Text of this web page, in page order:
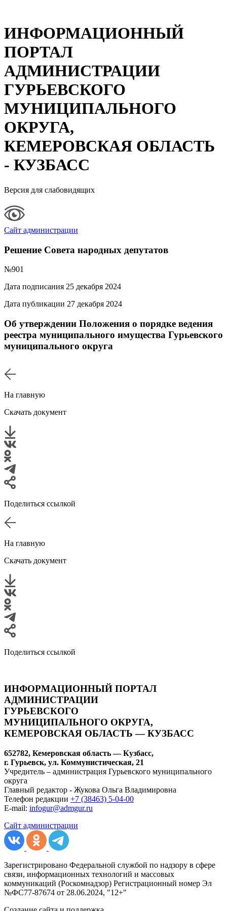
ИНФОРМАЦИОННЫЙ
ПОРТАЛ
АДМИНИСТРАЦИИ
ГУРЬЕВСКОГО
МУНИЦИПАЛЬНОГО
ОКРУГА,
КЕМЕРОВСКАЯ ОБЛАСТЬ
- КУЗБАСС
Версия для слабовидящих
Сайт администрации
Решение Совета народных депутатов
№901
Дата подписания 25 декабря 2024
Дата публикации 27 декабря 2024
Об утверждении Положения о порядке ведения
реестра муниципального имущества Гурьевского
муниципального округа
На главную
Скачать документ
Поделиться ссылкой
На главную
Скачать документ
Поделиться ссылкой
ИНФОРМАЦИОННЫЙ ПОРТАЛ
АДМИНИСТРАЦИИ
ГУРЬЕВСКОГО
МУНИЦИПАЛЬНОГО ОКРУГА,
КЕМЕРОВСКАЯ ОБЛАСТЬ — КУЗБАСС
652782, Кемеровская область — Кузбасс,
г. Гурьевск, ул. Коммунистическая, 21
Учредитель – администрация Гурьевского муниципального
округа
Главный редактор - Жукова Ольга Владимировна
Телефон редакции +7 (38463) 5-04-00
E-mail: infogur@admgur.ru
Сайт администрации
Зарегистрировано Федеральной службой по надзору в сфере
связи, информационных технологий и массовых
коммуникаций (Роскомнадзор) Регистрационный номер Эл
№ФС77-87674 от 28.06.2024, "12+"